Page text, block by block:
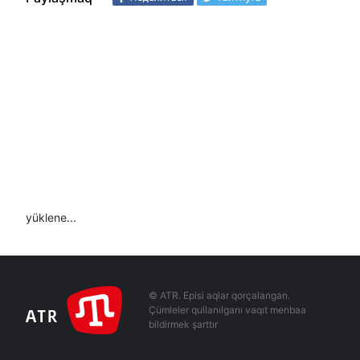
yüklene...
© ATR. Episi aqlar qorçalangan.
Çümleler qullanılganı vaqıt menbaa
bildirmek şarttır